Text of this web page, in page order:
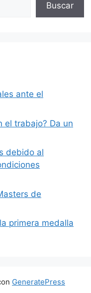
Buscar
ante el
el trabajo? Da un
debido al
de
primera medalla
GeneratePress